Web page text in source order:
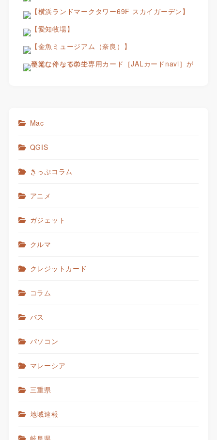
Mac
QGIS
きっぷコラム
アニメ
ガジェット
クルマ
クレジットカード
コラム
バス
パソコン
マレーシア
三重県
地域速報
岐阜県